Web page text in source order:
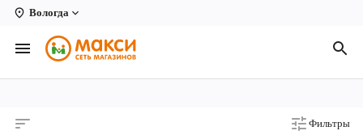
Вологда
Вологда
Архангельск
Фильтры